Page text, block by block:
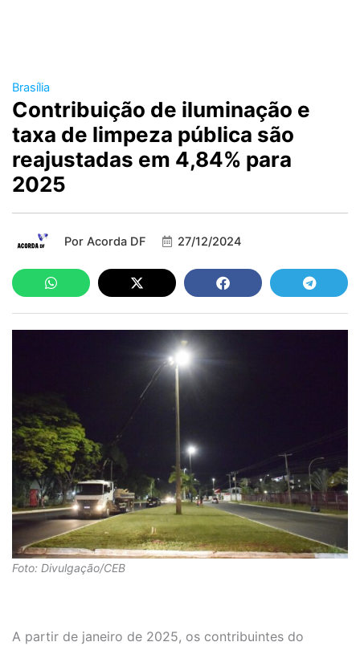
Brasília
Contribuição de iluminação e
taxa de limpeza pública são
reajustadas em 4,84% para
2025
Por Acorda DF 27/12/2024
Foto: Divulgação/CEB
A partir de janeiro de 2025, os contribuintes do